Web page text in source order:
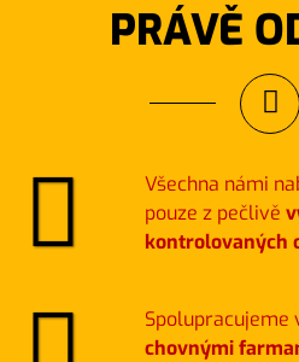
PRÁVĚ
Všechna námi
pouze z pečlivě
kontrolovaných
Spolupracujeme
chovnými